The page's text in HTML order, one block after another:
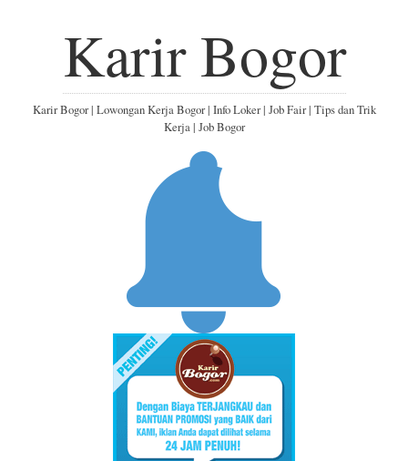
Karir Bogor
Karir Bogor | Lowongan Kerja Bogor | Info Loker | Job Fair | Tips dan Trik
Kerja | Job Bogor